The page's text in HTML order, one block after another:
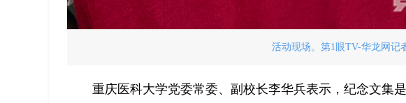
活动现场。第1眼TV-华龙网记
重庆医科大学党委常委、副校长李华兵表示，纪念文集